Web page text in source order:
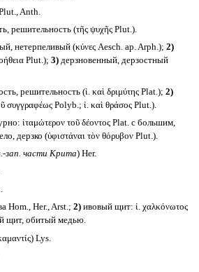
Anth.
решительность (τῆς ψυχῆς Plut.).
нетерпеливый (κύνες Aesch. ap. Arph.); 2)
Plut.); 3)дерзновенный, дерзостный
решительность (ἰ. καὶ δριμύτης Plat.); 2)
συγγραφέως Polyb.; ἰ. καὶ θράσος Plut.).
ἰταμώτερον τοῦ δέοντος Plat. с большим,
дерзко (ὑφιστάναι τὸν θόρυβον Plut.).
зап. части Крита) Her.
Hom., Her., Arst.; 2)ивовый щит: ἰ. χαλκόνωτος
щит, обитый медью.
Lys.